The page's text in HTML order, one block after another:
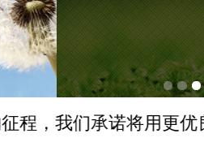
程，我们承诺将用更优